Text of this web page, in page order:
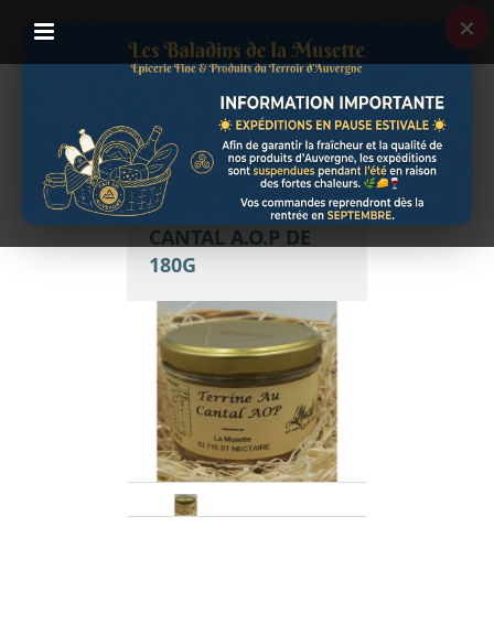
×
TERRINE AU
CANTAL A.O.P DE
180G